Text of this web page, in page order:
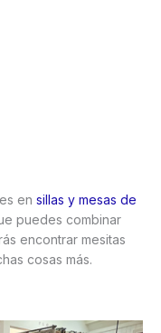
en sillas y mesas de
puedes combinar
encontrar mesitas
cosas más.